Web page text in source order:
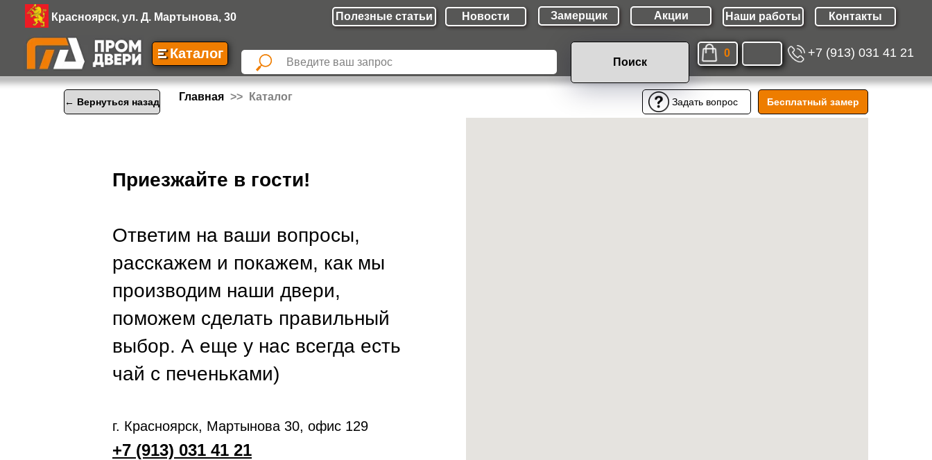
Новости Замерщик Акции Наши работы Контакты
Красноярск, ул. Д. Мартынова, 30 Полезные cтатьи
Поиск
Каталог 0 +7 (913) 031 41 21
Задать вопрос Бесплатный замер
← Вернуться назад Главная Каталог
Приезжайте в гости!
Ответим на ваши вопросы,
расскажем и покажем, как мы
производим наши двери,
поможем сделать правильный
выбор. А еще у нас всегда есть
чай с печеньками)
г. Красноярск, Мартынова 30, офис 129
+7 (913) 031 41 21